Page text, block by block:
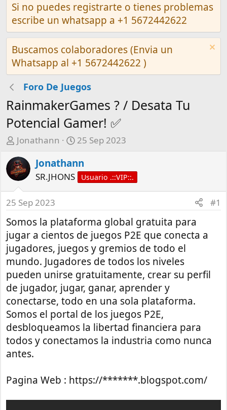
Si no puedes registrarte o tienes problemas
escribe un whatsapp a +1 5672442622
Buscamos colaboradores (Envia un
Whatsapp al +1 5672442622 )
Foro De Juegos
RainmakerGames ? / Desata Tu
Potencial Gamer! ✅
A
t
o
r
Jonathann
F
c
h
a
e
i
n
i
c
i
o
25 Sep 2023
Jonathann
SR.JHONS Usuario .::VIP::.
25 Sep 2023 #1
Somos la plataforma global gratuita para
jugar a cientos de juegos P2E que conecta a
jugadores, juegos y gremios de todo el
mundo. Jugadores de todos los niveles
pueden unirse gratuitamente, crear su perfil
de jugador, jugar, ganar, aprender y
conectarse, todo en una sola plataforma.
Somos el portal de los juegos P2E,
desbloqueamos la libertad financiera para
todos y conectamos la industria como nunca
antes.
Pagina Web : https://*******.blogspot.com/